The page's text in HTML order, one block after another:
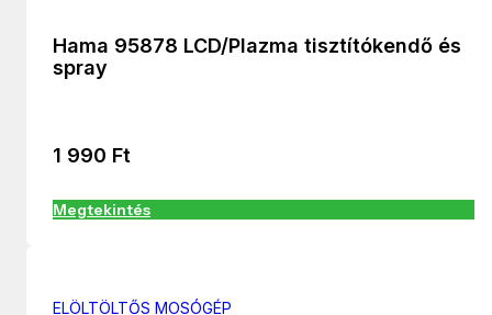
Hama 95878 LCD/Plazma tisztítókendő és
spray
1 990 Ft
Megtekintés
ELÖLTÖLTŐS MOSÓGÉP